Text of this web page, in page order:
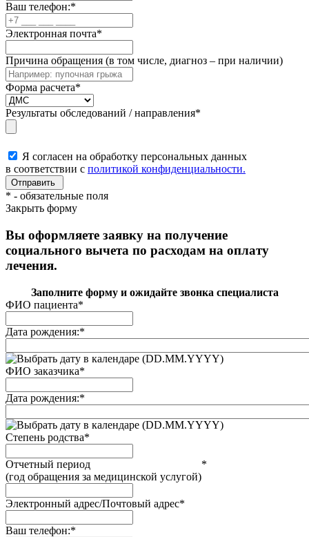
Ваш телефон:*
Электронная почта*
Причина обращения (в том числе, диагноз – при наличии)
Форма расчета*
Результаты обследований / направления*
Я согласен на обработку персональных данных
в соответствии с политикой конфиденциальности.
* - обязательные поля
Закрыть форму
Вы оформляете заявку на получение
социального вычета по расходам на оплату
лечения.
Заполните форму и ожидайте звонка специалиста
ФИО пациента*
Дата рождения:*
(DD.MM.YYYY)
ФИО заказчика*
Дата рождения:*
(DD.MM.YYYY)
Степень родства*
Отчетный период
(год обращения за медицинской услугой)
*
Электронный адрес/Почтовый адрес*
Ваш телефон:*